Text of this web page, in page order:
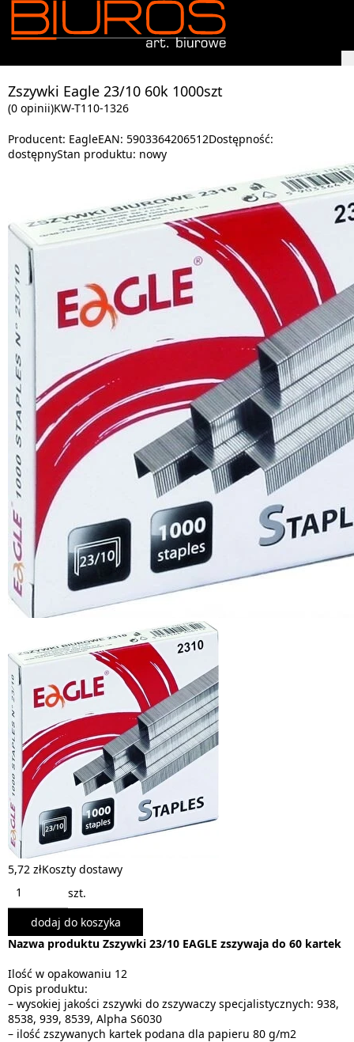
Zszywki Eagle 23/10 60k 1000szt
(0 opinii)KW-T110-1326
Producent: EagleEAN: 5903364206512Dostępność:
dostępnyStan produktu: nowy
5,72 złKoszty dostawy
szt.
dodaj do koszyka
Nazwa produktu Zszywki 23/10 EAGLE zszywaja do 60 kartek
Ilość w opakowaniu 12
Opis produktu:
– wysokiej jakości zszywki do zszywaczy specjalistycznych: 938,
8538, 939, 8539, Alpha S6030
– ilość zszywanych kartek podana dla papieru 80 g/m2